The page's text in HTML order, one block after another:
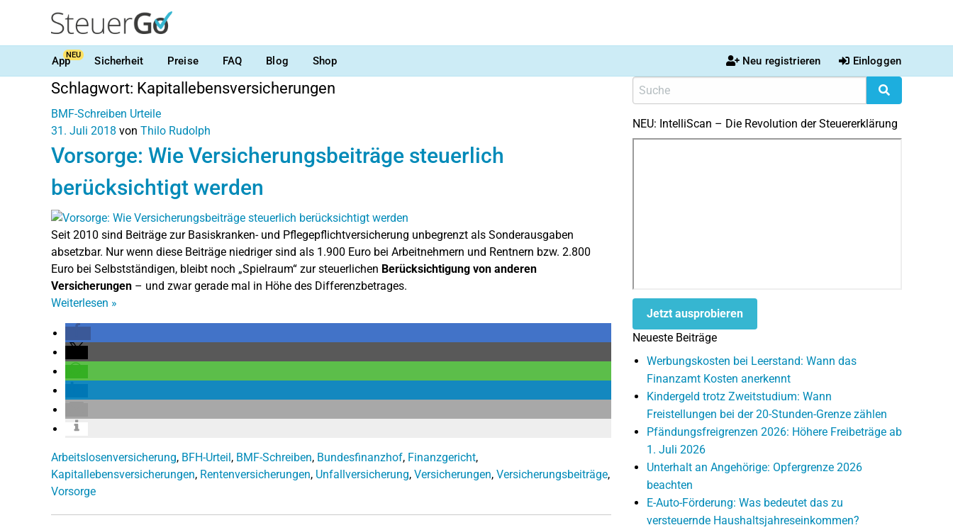
AppNEU Sicherheit Preise FAQ Blog Shop Neu registrieren Einloggen
Schlagwort: Kapitallebensversicherungen
BMF-Schreiben Urteile
31. Juli 2018 von Thilo Rudolph
Vorsorge: Wie Versicherungsbeiträge steuerlich
berücksichtigt werden
Seit 2010 sind Beiträge zur Basiskranken- und Pflegepflichtversicherung unbegrenzt als Sonderausgaben
absetzbar. Nur wenn diese Beiträge niedriger sind als 1.900 Euro bei Arbeitnehmern und Rentnern bzw. 2.800
Euro bei Selbstständigen, bleibt noch „Spielraum“ zur steuerlichen Berücksichtigung von anderen
Versicherungen – und zwar gerade mal in Höhe des Differenzbetrages.
Weiterlesen »
Arbeitslosenversicherung, BFH-Urteil, BMF-Schreiben, Bundesfinanzhof, Finanzgericht,
Kapitallebensversicherungen, Rentenversicherungen, Unfallversicherung, Versicherungen, Versicherungsbeiträge,
Vorsorge
NEU: IntelliScan – Die Revolution der Steuererklärung
Jetzt ausprobieren
Neueste Beiträge
Werbungskosten bei Leerstand: Wann das
Finanzamt Kosten anerkennt
Kindergeld trotz Zweitstudium: Wann
Freistellungen bei der 20-Stunden-Grenze zählen
Pfändungsfreigrenzen 2026: Höhere Freibeträge ab
1. Juli 2026
Unterhalt an Angehörige: Opfergrenze 2026
beachten
E-Auto-Förderung: Was bedeutet das zu
versteuernde Haushaltsjahreseinkommen?